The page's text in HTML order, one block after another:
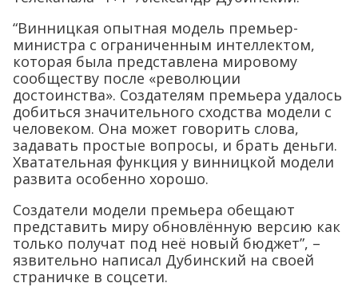
“Винницкая опытная модель премьер-
министра с ограниченным интеллектом,
которая была представлена мировому
сообществу после «революции
достоинства». Создателям премьера удалось
добиться значительного сходства модели с
человеком. Она может говорить слова,
задавать простые вопросы, и брать деньги.
Хватательная функция у винницкой модели
развита особенно хорошо.
Создатели модели премьера обещают
представить миру обновлённую версию как
только получат под неё новый бюджет”, –
язвительно написал Дубинский на своей
страничке в соцсети.